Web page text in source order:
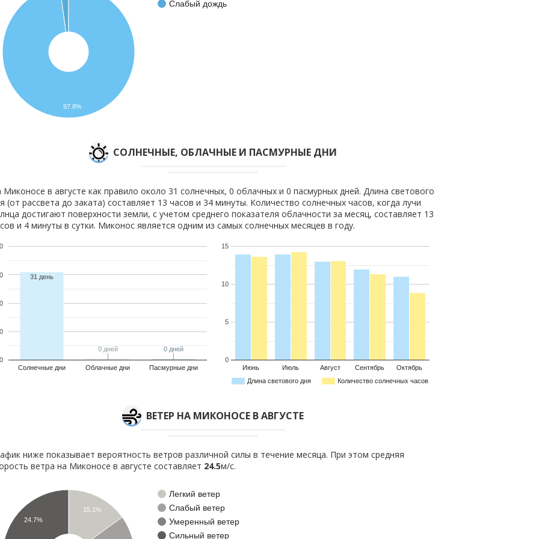
Слабый дождь
97.8%
CОЛНЕЧНЫЕ, ОБЛАЧНЫЕ И ПАСМУРНЫЕ ДНИ
Миконосе в августе как правило около 31 солнечных, 0 облачных и 0 пасмурных дней. Длина светового
(от рассвета до заката) составляет 13 часов и 34 минуты. Количество солнечных часов, когда лучи
достигают поверхности земли, с учетом среднего показателя облачности за месяц, составляет 13
и 4 минуты в сутки. Миконос является одним из самых солнечных месяцев в году.
Солнечные дни Облачные дни Пасмурные дни
0
31 день
0 дней
0 дней 0 дней
0 дней
Длина светового дня Количество солнечных часов
Июнь Июль Август Сентябрь Октябрь
0
5
10
15
ВЕТЕР НА МИКОНОСЕ В АВГУСТЕ
ниже показывает вероятность ветров различной силы в течение месяца. При этом средняя
ветра на Миконосе в августе составляет 24.5м/с.
Легкий ветер
Слабый ветер
Умеренный ветер
Сильный ветер
15.1%
24.7%